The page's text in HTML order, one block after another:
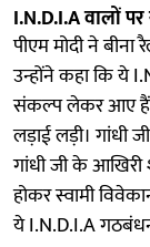
I.N.D.I.A वालों
पीएम मोदी ने
उन्होंने कहा कि ये
संकल्प लेकर आए हैं।
लड़ाई लड़ी। गांधी
गांधी जी के आखिरी
होकर स्वामी
ये I.N.D.I.A